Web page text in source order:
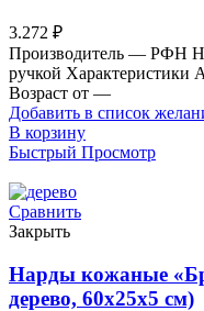
3.272 ₽
Производитель — РФН
ручкой
Возраст от —
Добавить в список
В корзину
Быстрый Просмотр
Сравнить
Закрыть
Нарды кожаные
дерево, 60х25х5 см)